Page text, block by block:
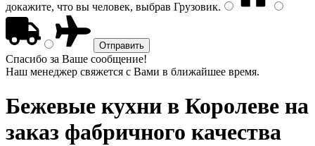
докажите, что вы человек, выбрав Грузовик.
Спасибо за Ваше сообщение!
Наш менеджер свяжется с Вами в ближайшее время.
Бежевые кухни в Королеве на
заказ фабричного качества